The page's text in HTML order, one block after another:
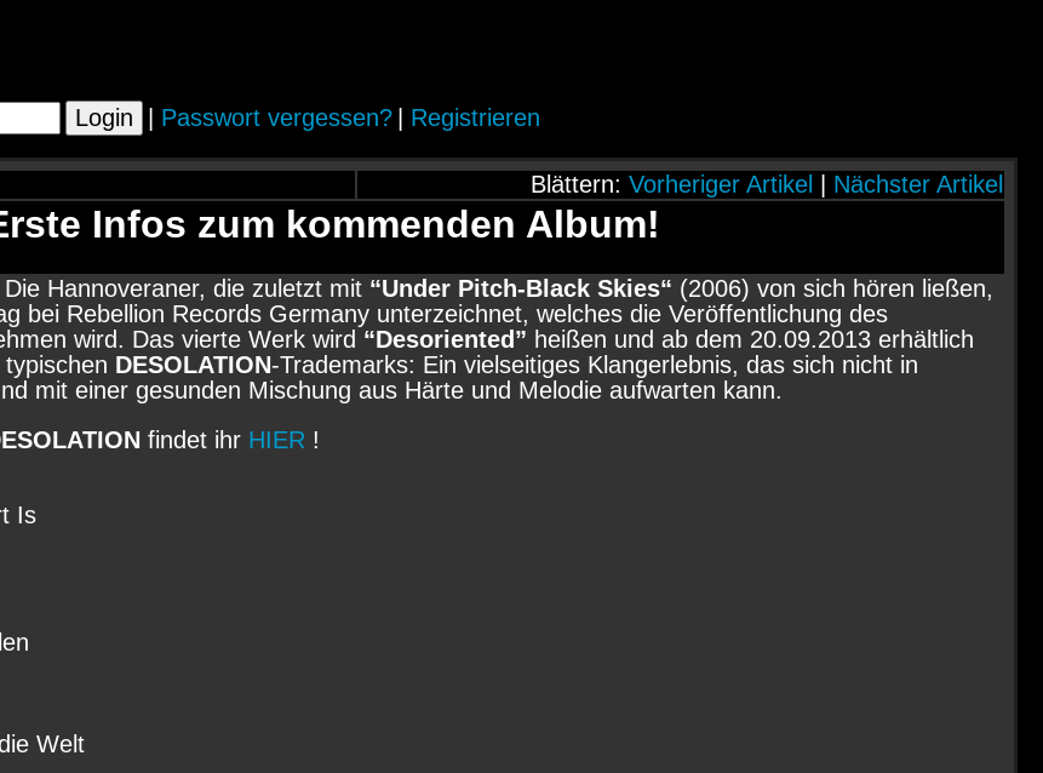
Passwort vergessen? Registrieren
Blättern: Vorheriger Artikel Nächster Artikel
Infos zum kommenden Album!
Hannoveraner, die zuletzt mit “Under Pitch-Black Skies“ (2006) von sich hören ließen,
bei Rebellion Records Germany unterzeichnet, welches die Veröffentlichung des
wird. Das vierte Werk wird “Desoriented” heißen und ab dem 20.09.2013 erhältlich
DESOLATION-Trademarks: Ein vielseitiges Klangerlebnis, das sich nicht in
mit einer gesunden Mischung aus Härte und Melodie aufwarten kann.
findet ihr HIER !
Is
Welt